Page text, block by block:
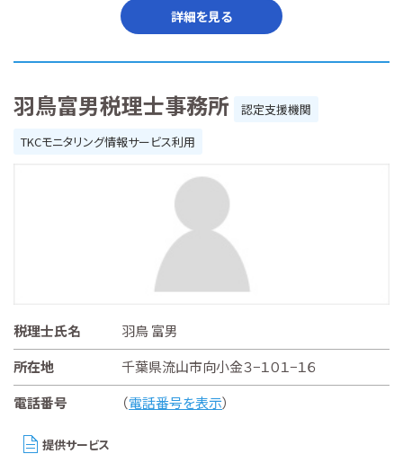
詳細を見る
羽鳥富男税理士事務所
認定支援機関
TKCモニタリング情報サービス利用
税理士氏名
羽鳥 富男
所在地
千葉県流山市向小金３−１０１−１６
電話番号
（電話番号を表示）
提供サービス